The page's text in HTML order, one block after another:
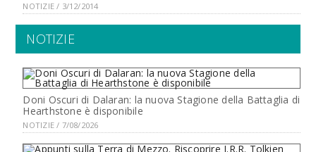
NOTIZIE / 3/12/2014
NOTIZIE
Doni Oscuri di Dalaran: la nuova Stagione della Battaglia di
Hearthstone è disponibile
NOTIZIE / 7/08/2026